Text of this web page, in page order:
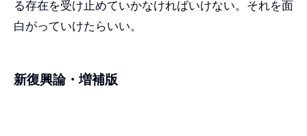
る存在を受け止めていかなければいけない。それを面
白がっていけたらいい。
新復興論・増補版